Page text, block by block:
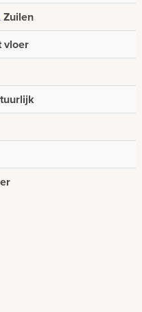
Zuilen
vloer